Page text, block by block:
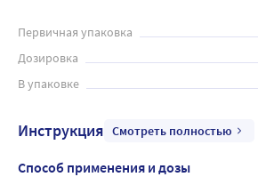
Первичная упаковка
Дозировка
В упаковке
Инструкция Смотреть полностью
Способ применения и дозы